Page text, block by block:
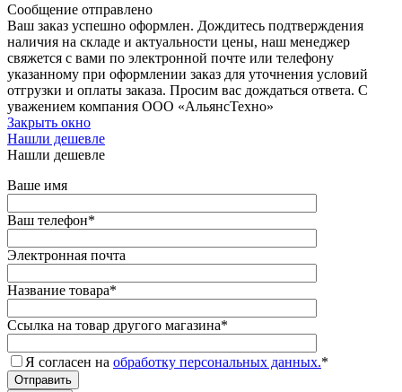
Сообщение отправлено
Ваш заказ успешно оформлен. Дождитесь подтверждения
наличия на складе и актуальности цены, наш менеджер
свяжется с вами по электронной почте или телефону
указанному при оформлении заказ для уточнения условий
отгрузки и оплаты заказа. Просим вас дождаться ответа. С
уважением компания ООО «АльянсТехно»
Закрыть окно
Нашли дешевле
Нашли дешевле
Ваше имя
Ваш телефон*
Электронная почта
Название товара*
Ссылка на товар другого магазина*
Я согласен на обработку персональных данных.*